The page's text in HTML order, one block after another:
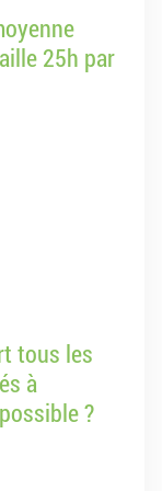
25h par
tous les
à
?